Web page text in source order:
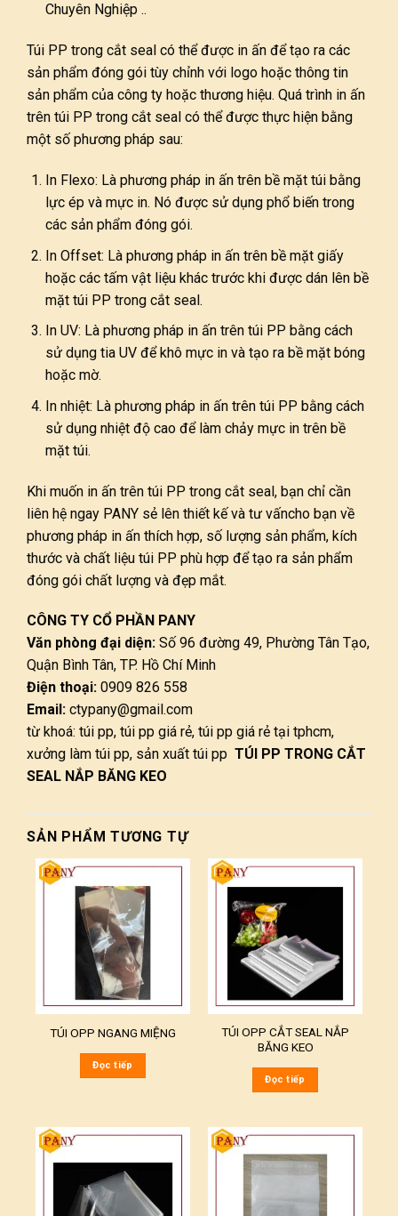
Chuyên Nghiệp ..
Túi PP trong cắt seal có thể được in ấn để tạo ra các
sản phẩm đóng gói tùy chỉnh với logo hoặc thông tin
sản phẩm của công ty hoặc thương hiệu. Quá trình in ấn
trên túi PP trong cắt seal có thể được thực hiện bằng
một số phương pháp sau:
In Flexo: Là phương pháp in ấn trên bề mặt túi bằng
lực ép và mực in. Nó được sử dụng phổ biến trong
các sản phẩm đóng gói.
In Offset: Là phương pháp in ấn trên bề mặt giấy
hoặc các tấm vật liệu khác trước khi được dán lên bề
mặt túi PP trong cắt seal.
In UV: Là phương pháp in ấn trên túi PP bằng cách
sử dụng tia UV để khô mực in và tạo ra bề mặt bóng
hoặc mờ.
In nhiệt: Là phương pháp in ấn trên túi PP bằng cách
sử dụng nhiệt độ cao để làm chảy mực in trên bề
mặt túi.
Khi muốn in ấn trên túi PP trong cắt seal, bạn chỉ cần
liên hệ ngay PANY sẻ lên thiết kế và tư vấncho bạn về
phương pháp in ấn thích hợp, số lượng sản phẩm, kích
thước và chất liệu túi PP phù hợp để tạo ra sản phẩm
đóng gói chất lượng và đẹp mắt.
CÔNG TY CỔ PHẦN PANY
Văn phòng đại diện: Số 96 đường 49, Phường Tân Tạo,
Quận Bình Tân, TP. Hồ Chí Minh
Điện thoại: 0909 826 558
Email: ctypany@gmail.com
từ khoá: túi pp, túi pp giá rẻ, túi pp giá rẻ tại tphcm,
xưởng làm túi pp, sản xuất túi pp TÚI PP TRONG CẮT
SEAL NẮP BĂNG KEO
SẢN PHẨM TƯƠNG TỰ
TÚI OPP NGANG MIỆNG
Đọc tiếp
TÚI OPP CẮT SEAL NẮP
BĂNG KEO
Đọc tiếp